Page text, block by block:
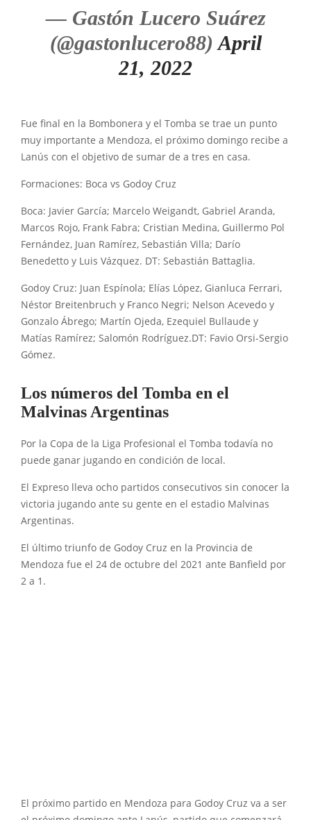
— Gastón Lucero Suárez
(@gastonlucero88)April
21, 2022
Fue final en la Bombonera y el Tomba se trae un punto
muy importante a Mendoza, el próximo domingo recibe a
Lanús con el objetivo de sumar de a tres en casa.
Formaciones: Boca vs Godoy Cruz
Boca: Javier García; Marcelo Weigandt, Gabriel Aranda,
Marcos Rojo, Frank Fabra; Cristian Medina, Guillermo Pol
Fernández, Juan Ramírez, Sebastián Villa; Darío
Benedetto y Luis Vázquez. DT: Sebastián Battaglia.
Godoy Cruz: Juan Espínola; Elías López, Gianluca Ferrari,
Néstor Breitenbruch y Franco Negri; Nelson Acevedo y
Gonzalo Ábrego; Martín Ojeda, Ezequiel Bullaude y
Matías Ramírez; Salomón Rodríguez.DT: Favio Orsi-Sergio
Gómez.
Los números del Tomba en el
Malvinas Argentinas
Por la Copa de la Liga Profesional el Tomba todavía no
puede ganar jugando en condición de local.
El Expreso lleva ocho partidos consecutivos sin conocer la
victoria jugando ante su gente en el estadio Malvinas
Argentinas.
El último triunfo de Godoy Cruz en la Provincia de
Mendoza fue el 24 de octubre del 2021 ante Banfield por
2 a 1.
El próximo partido en Mendoza para Godoy Cruz va a ser